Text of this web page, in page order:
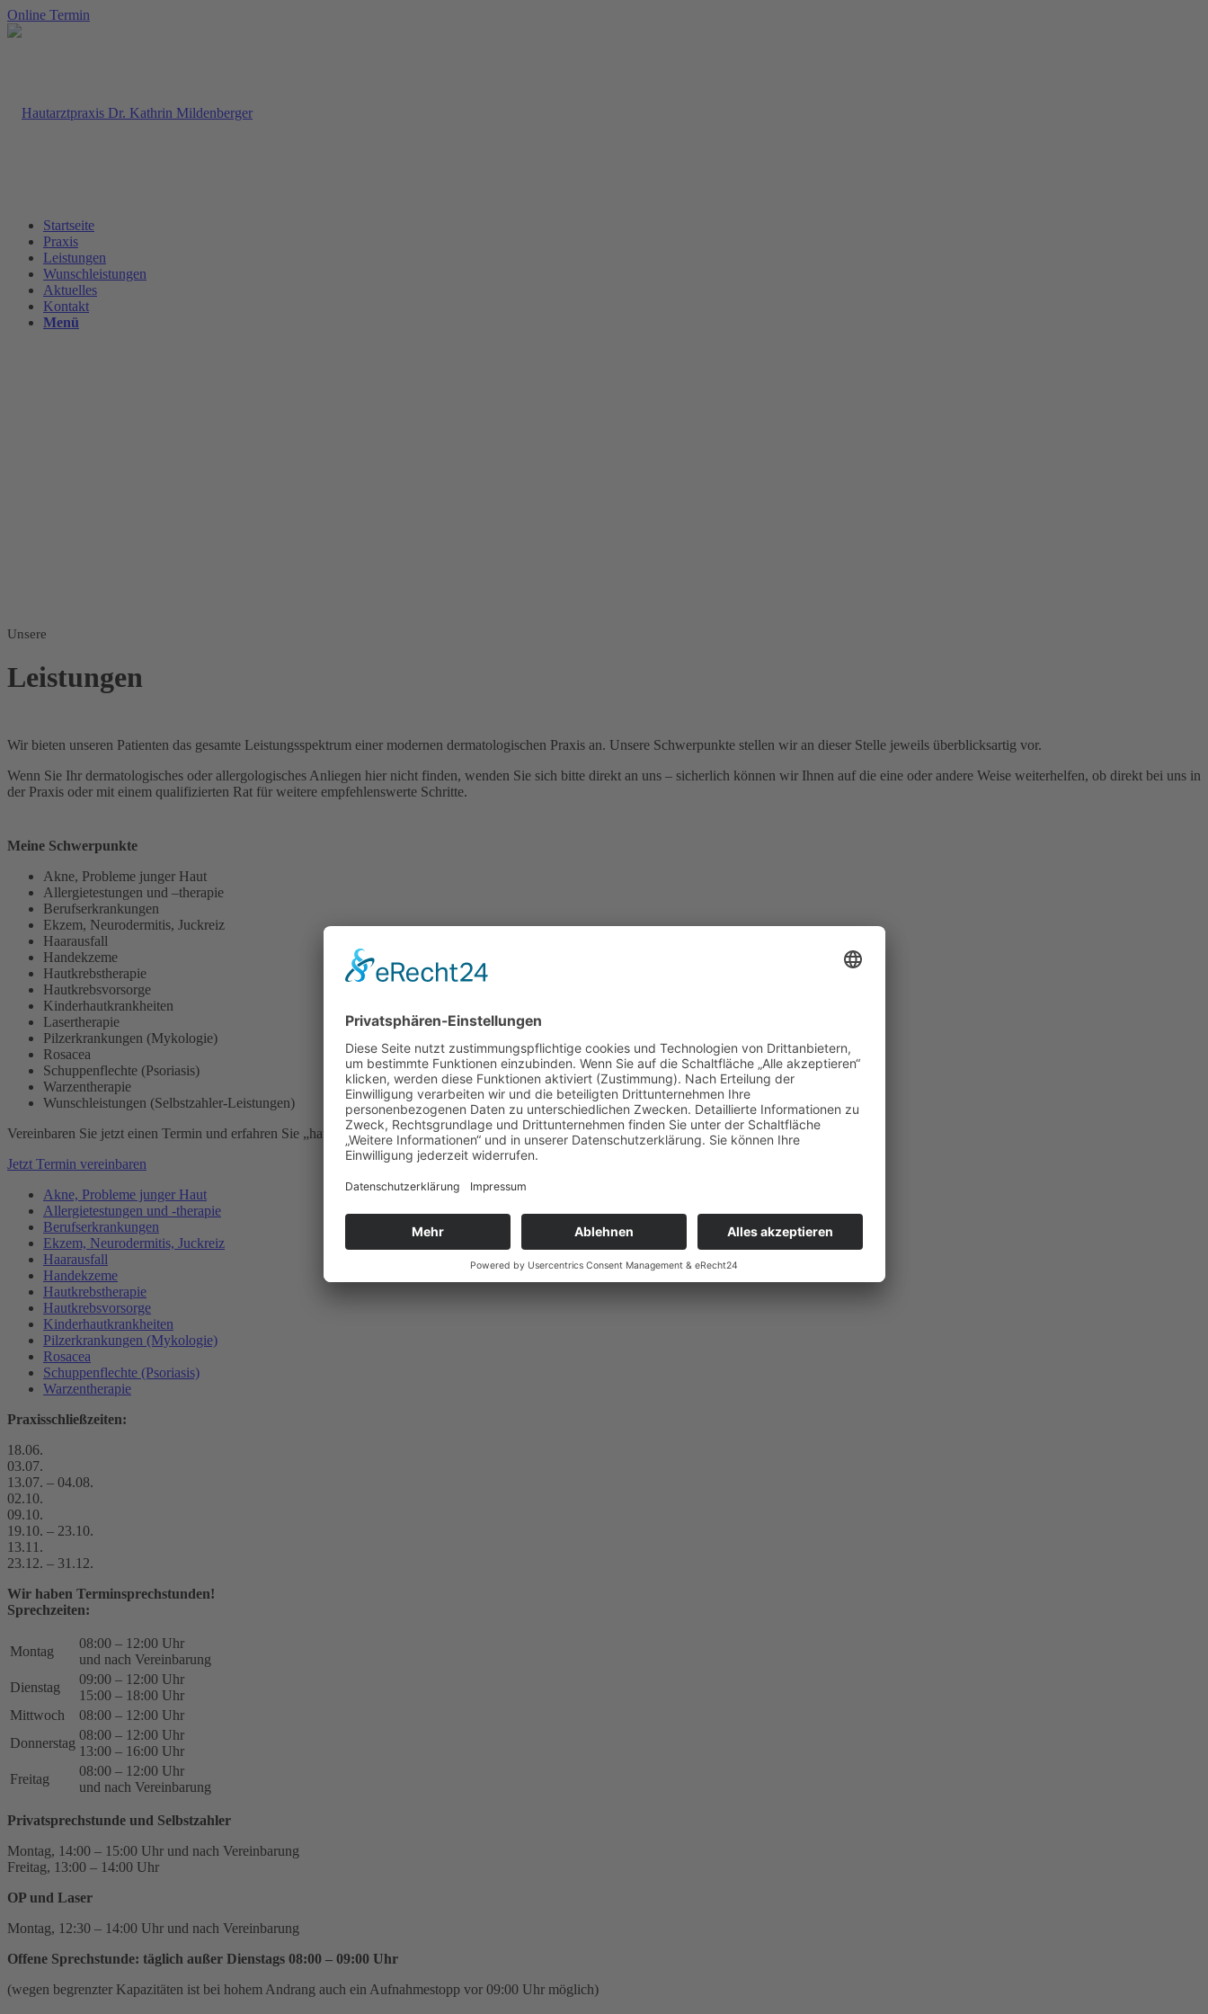
Online Termin
Startseite
Praxis
Leistungen
Wunschleistungen
Aktuelles
Kontakt
Menü
Unsere
Leistungen
Wir bieten unseren Patienten das gesamte Leistungsspektrum einer modernen dermatologischen Praxis an. Unsere Schwerpunkte stellen wir an dieser Stelle jeweils überblicksartig vor.
Wenn Sie Ihr dermatologisches oder allergologisches Anliegen hier nicht finden, wenden Sie sich bitte direkt an uns – sicherlich können wir Ihnen auf die eine oder andere Weise weiterhelfen, ob direkt bei uns in
der Praxis oder mit einem qualifizierten Rat für weitere empfehlenswerte Schritte.
Meine Schwerpunkte
Akne, Probleme junger Haut
Allergietestungen und –therapie
Berufserkrankungen
Ekzem, Neurodermitis, Juckreiz
Haarausfall
Handekzeme
Hautkrebstherapie
Hautkrebsvorsorge
Kinderhautkrankheiten
Lasertherapie
Pilzerkrankungen (Mykologie)
Rosacea
Schuppenflechte (Psoriasis)
Warzentherapie
Wunschleistungen (Selbstzahler-Leistungen)
Vereinbaren Sie jetzt einen Termin und erfahren Sie „hautnah“, was uns ausmacht.
Jetzt Termin vereinbaren
Akne, Probleme junger Haut
Allergietestungen und -therapie
Berufserkrankungen
Ekzem, Neurodermitis, Juckreiz
Haarausfall
Handekzeme
Hautkrebstherapie
Hautkrebsvorsorge
Kinderhautkrankheiten
Pilzerkrankungen (Mykologie)
Rosacea
Schuppenflechte (Psoriasis)
Warzentherapie
Praxisschließzeiten:
18.06.
03.07.
13.07. – 04.08.
02.10.
09.10.
19.10. – 23.10.
13.11.
23.12. – 31.12.
Wir haben Terminsprechstunden!
Sprechzeiten:
Montag
08:00 – 12:00 Uhr
und nach Vereinbarung
Dienstag
09:00 – 12:00 Uhr
15:00 – 18:00 Uhr
Mittwoch
08:00 – 12:00 Uhr
Donnerstag
08:00 – 12:00 Uhr
13:00 – 16:00 Uhr
Freitag
08:00 – 12:00 Uhr
und nach Vereinbarung
Privatsprechstunde und Selbstzahler
Montag, 14:00 – 15:00 Uhr und nach Vereinbarung
Freitag, 13:00 – 14:00 Uhr
OP und Laser
Montag, 12:30 – 14:00 Uhr und nach Vereinbarung
Offene Sprechstunde: täglich außer Dienstags 08:00 – 09:00 Uhr
(wegen begrenzter Kapazitäten ist bei hohem Andrang auch ein Aufnahmestopp vor 09:00 Uhr möglich)